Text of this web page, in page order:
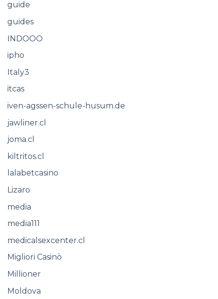
guide
guides
INDOOO
ipho
Italy3
itcas
iven-agssen-schule-husum.de
jawliner.cl
joma.cl
kiltritos.cl
lalabetcasino
Lizaro
media
media111
medicalsexcenter.cl
Migliori Casinò
Millioner
Moldova